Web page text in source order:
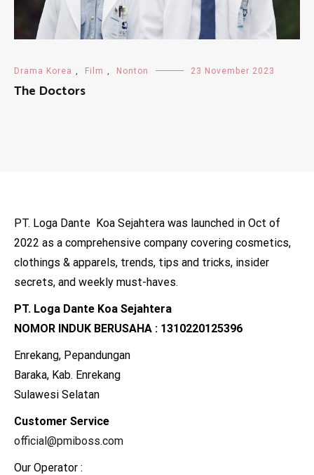
Drama Korea , Film , Nonton 23 November 2023
The Doctors
PT. Loga Dante Koa Sejahtera was launched in Oct of
2022 as a comprehensive company covering cosmetics,
clothings & apparels, trends, tips and tricks, insider
secrets, and weekly must-haves.
PT. Loga Dante Koa Sejahtera
NOMOR INDUK BERUSAHA : 1310220125396
Enrekang, Pepandungan
Baraka, Kab. Enrekang
Sulawesi Selatan
Customer Service
official@pmiboss.com
Our Operator :